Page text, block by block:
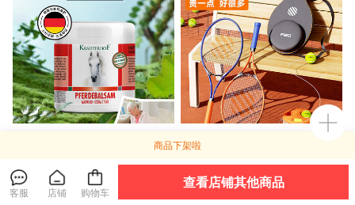
德国 KRAUTERHOF马膏50
¥89
FED飞尔顿 网球拍训练器 带
线回弹 自练网球拍套装
¥89
商品下架啦
客服 店铺 购物车
查看店铺其他商品